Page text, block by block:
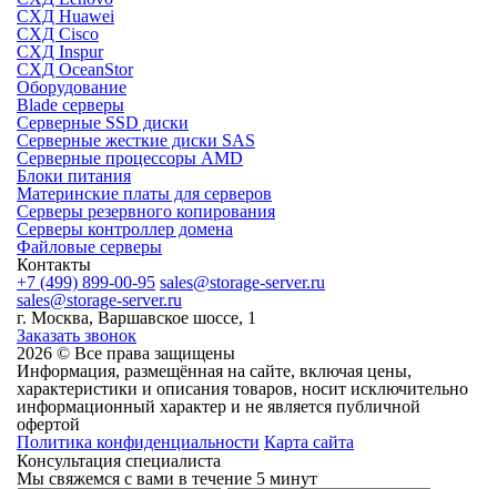
СХД Huawei
СХД Cisco
СХД Inspur
СХД OceanStor
Оборудование
Blade серверы
Серверные SSD диски
Cерверные жесткие диски SAS
Серверные процессоры AMD
Блоки питания
Материнские платы для серверов
Серверы резервного копирования
Серверы контроллер домена
Файловые серверы
Контакты
+7 (499) 899-00-95 sales@storage-server.ru
sales@storage-server.ru
г. Москва, Варшавское шоссе, 1
Заказать звонок
2026 © Все права защищены
Информация, размещённая на сайте, включая цены,
характеристики и описания товаров, носит исключительно
информационный характер и не является публичной
офертой
Политика конфиденциальности Карта сайта
Консультация специалиста
Мы свяжемся с вами в течение 5 минут